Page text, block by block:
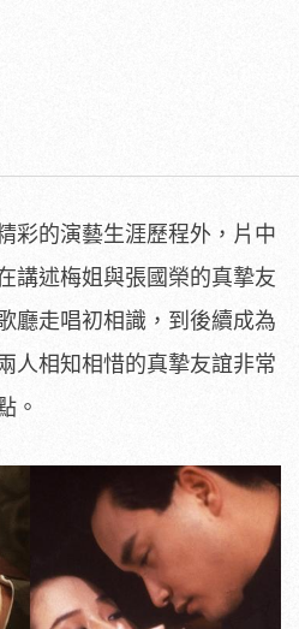
彩的演藝生涯歷程外，片中
講述梅姐與張國榮的真摯友
廳走唱初相識，到後續成為
人相知相惜的真摯友誼非常
。